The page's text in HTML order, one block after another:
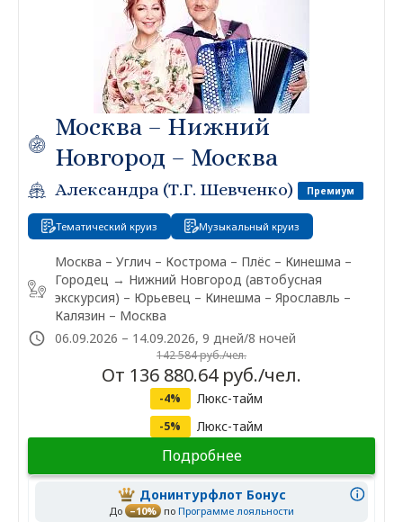
Москва – Нижний
Новгород – Москва
Александра (Т.Г. Шевченко) Премиум
Тематический круиз Музыкальный круиз
Москва – Углич – Кострома – Плёс – Кинешма –
Городец → Нижний Новгород (автобусная
экскурсия) – Юрьевец – Кинешма – Ярославль –
Калязин – Москва
06.09.2026 – 14.09.2026, 9 дней/8 ночей
142 584 руб./чел.
От 136 880.64 руб./чел.
-4% Люкс-тайм
-5% Люкс-тайм
Подробнее
Донинтурфлот Бонус
До –10% по Программе лояльности